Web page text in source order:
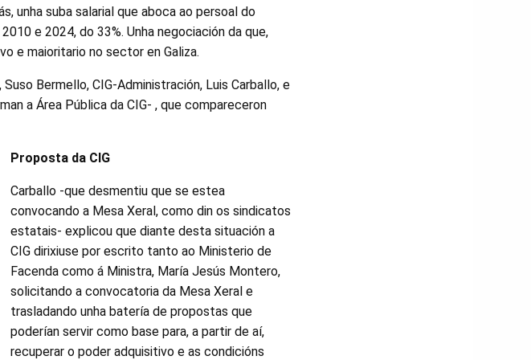
unha suba salarial que aboca ao persoal do
e 2024, do 33%. Unha negociación da que,
e maioritario no sector en Galiza.
Bermello, CIG-Administración, Luis Carballo, e
a Área Pública da CIG- , que compareceron
Proposta da CIG
Carballo -que desmentiu que se estea
convocando a Mesa Xeral, como din os sindicatos
estatais- explicou que diante desta situación a
CIG dirixiuse por escrito tanto ao Ministerio de
Facenda como á Ministra, María Jesús Montero,
solicitando a convocatoria da Mesa Xeral e
trasladando unha batería de propostas que
poderían servir como base para, a partir de aí,
recuperar o poder adquisitivo e as condicións